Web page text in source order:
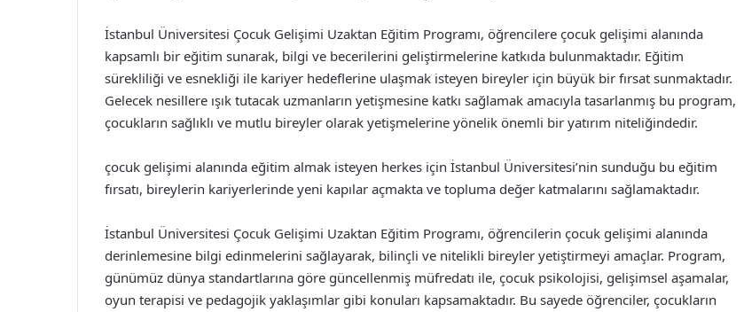
İstanbul Üniversitesi Çocuk Gelişimi Uzaktan Eğitim Programı, öğrencilere çocuk gelişimi alanında
kapsamlı bir eğitim sunarak, bilgi ve becerilerini geliştirmelerine katkıda bulunmaktadır. Eğitim
sürekliliği ve esnekliği ile kariyer hedeflerine ulaşmak isteyen bireyler için büyük bir fırsat sunmaktadır.
Gelecek nesillere ışık tutacak uzmanların yetişmesine katkı sağlamak amacıyla tasarlanmış bu program,
çocukların sağlıklı ve mutlu bireyler olarak yetişmelerine yönelik önemli bir yatırım niteliğindedir.
çocuk gelişimi alanında eğitim almak isteyen herkes için İstanbul Üniversitesi’nin sunduğu bu eğitim
fırsatı, bireylerin kariyerlerinde yeni kapılar açmakta ve topluma değer katmalarını sağlamaktadır.
İstanbul Üniversitesi Çocuk Gelişimi Uzaktan Eğitim Programı, öğrencilerin çocuk gelişimi alanında
derinlemesine bilgi edinmelerini sağlayarak, bilinçli ve nitelikli bireyler yetiştirmeyi amaçlar. Program,
günümüz dünya standartlarına göre güncellenmiş müfredatı ile, çocuk psikolojisi, gelişimsel aşamalar,
oyun terapisi ve pedagojik yaklaşımlar gibi konuları kapsamaktadır. Bu sayede öğrenciler, çocukların